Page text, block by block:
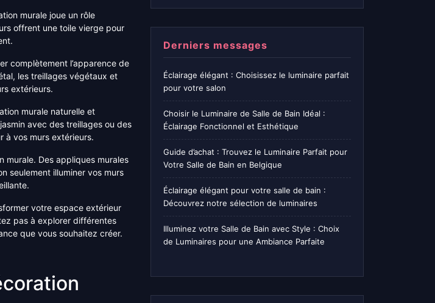
murale joue un rôle
offrent une toile vierge pour
complètement l’apparence de
les treillages végétaux et
extérieurs.
murale naturelle et
avec des treillages ou des
à vos murs extérieurs.
murale. Des appliques murales
seulement illuminer vos murs
votre espace extérieur
pas à explorer différentes
que vous souhaitez créer.
Derniers messages
Éclairage élégant : Choisissez le luminaire parfait
pour votre salon
Choisir le Luminaire de Salle de Bain Idéal :
Éclairage Fonctionnel et Esthétique
Guide d’achat : Trouvez le Luminaire Parfait pour
Votre Salle de Bain en Belgique
Éclairage élégant pour votre salle de bain :
Découvrez notre sélection de luminaires
Illuminez votre Salle de Bain avec Style : Choix
de Luminaires pour une Ambiance Parfaite